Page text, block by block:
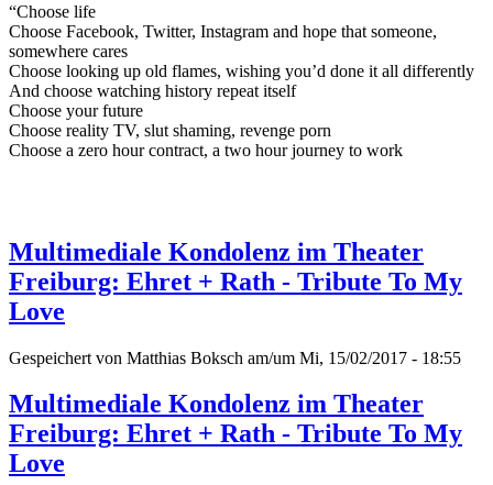
“Choose life
Choose Facebook, Twitter, Instagram and hope that someone,
somewhere cares
Choose looking up old flames, wishing you’d done it all differently
And choose watching history repeat itself
Choose your future
Choose reality TV, slut shaming, revenge porn
Choose a zero hour contract, a two hour journey to work
Multimediale Kondolenz im Theater
Freiburg: Ehret + Rath - Tribute To My
Love
Gespeichert von Matthias Boksch am/um Mi, 15/02/2017 - 18:55
Multimediale Kondolenz im Theater
Freiburg: Ehret + Rath - Tribute To My
Love